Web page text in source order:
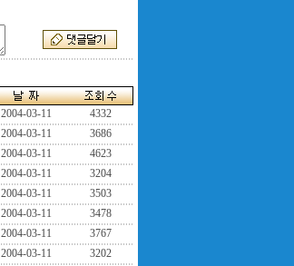
2004-03-11
4332
2004-03-11
3686
2004-03-11
4623
2004-03-11
3204
2004-03-11
3503
2004-03-11
3478
2004-03-11
3767
2004-03-11
3202